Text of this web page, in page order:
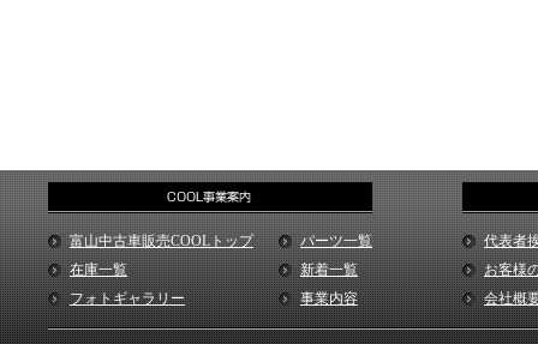
富山中古車販売COOLトップ
パーツ一覧
在庫一覧
新着一覧
フォトギャラリー
事業内容
代表者
お客様
会社概